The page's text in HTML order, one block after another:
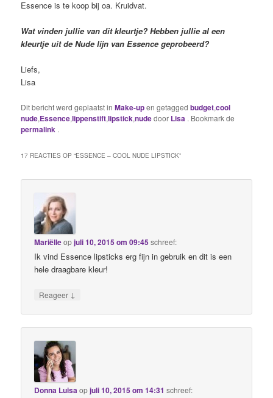
Essence is te koop bij oa. Kruidvat.
Wat vinden jullie van dit kleurtje? Hebben jullie al een
kleurtje uit de Nude lijn van Essence geprobeerd?
Liefs,
Lisa
Dit bericht werd geplaatst inMake-upen getaggedbudget,cool
nude,Essence,lippenstift,lipstick,nudedoor Lisa . Bookmark de
permalink .
17 REACTIES OP “ESSENCE – COOL NUDE LIPSTICK”
Mariëlleopjuli 10, 2015 om 09:45 schreef:
Ik vind Essence lipsticks erg fijn in gebruik en dit is een
hele draagbare kleur!
Reageer ↓
Donna Luisaopjuli 10, 2015 om 14:31 schreef: